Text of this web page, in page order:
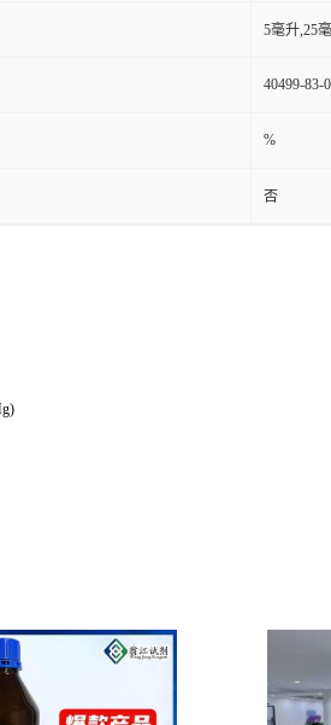
5毫升,25
40499-83-0
%
否